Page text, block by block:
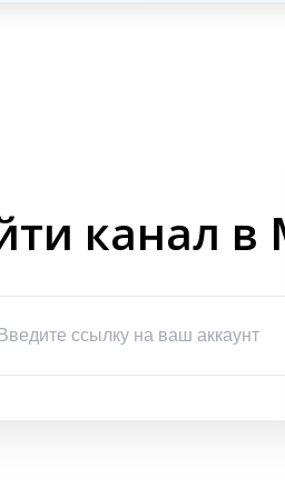
канал в